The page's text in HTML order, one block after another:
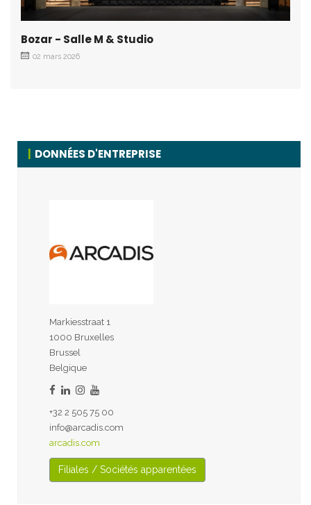
Bozar - Salle M & Studio
02 mars 2026
DONNÉES D'ENTREPRISE
Markiesstraat 1
1000 Bruxelles
Brussel
Belgique
+32 2 505 75 00
info@arcadis.com
arcadis.com
Filiales / Sociétés apparentées